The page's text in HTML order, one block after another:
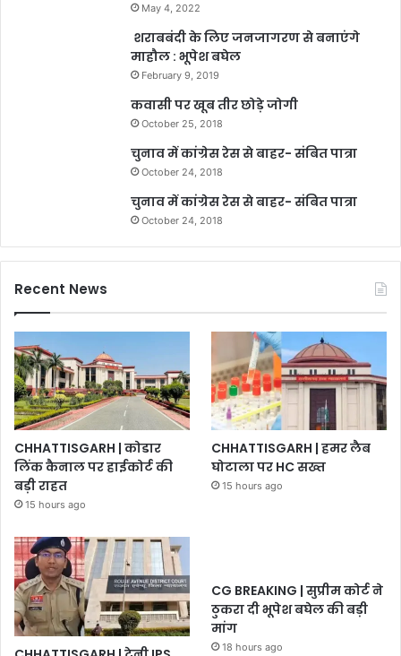
May 4, 2022
शराबबंदी के लिए जनजागरण से बनाएंगे
माहौल : भूपेश बघेल
February 9, 2019
कवासी पर खूब तीर छोड़े जोगी
October 25, 2018
चुनाव में कांग्रेस रेस से बाहर- संबित पात्रा
October 24, 2018
चुनाव में कांग्रेस रेस से बाहर- संबित पात्रा
October 24, 2018
Recent News
CHHATTISGARH | कोडार
लिंक कैनाल पर हाईकोर्ट की
बड़ी राहत
15 hours ago
CHHATTISGARH | हमर लैब
घोटाला पर HC सख्त
15 hours ago
CG BREAKING | सुप्रीम कोर्ट ने
ठुकरा दी भूपेश बघेल की बड़ी
मांग
18 hours ago